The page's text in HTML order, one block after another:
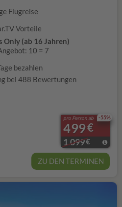
Flugreise
Vorteile
Only (ab 16 Jahren)
10 = 7
bezahlen
bei 488 Bewertungen
Swim-UP(Wert ca.
Doppelzimmer Landseite zum
(Aufenthalt 01.04 bis 31.05)
(Aufenthalt 01.04 bis
Superior Doppelzimmer zum
Poolview (Aufenthalt 01.04 bis
-55%
pro Person ab
499€
1.099€
ZU DEN TERMINEN